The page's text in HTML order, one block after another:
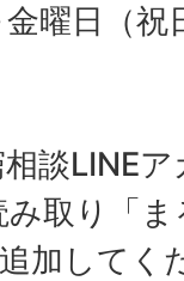
曜日（祝
談LINE
取り「
加してく